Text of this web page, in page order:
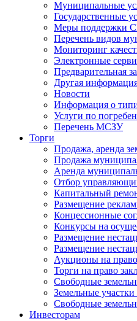
Муниципальные
Государственные
Меры поддержки
Перечень видов
Мониторинг
Электронные
Предварительная
Другая
Новости
Информация о
Услуги по
Перечень МСЗУ
Торги
Продажа, аренда
Продажа
Аренда
Отбор
Капитальный
Размещение
Концессионные
Конкурсы на
Размещение
Размещение
Аукционы на право
Торги на право
Свободные
Земельные
Свободные
Инвесторам